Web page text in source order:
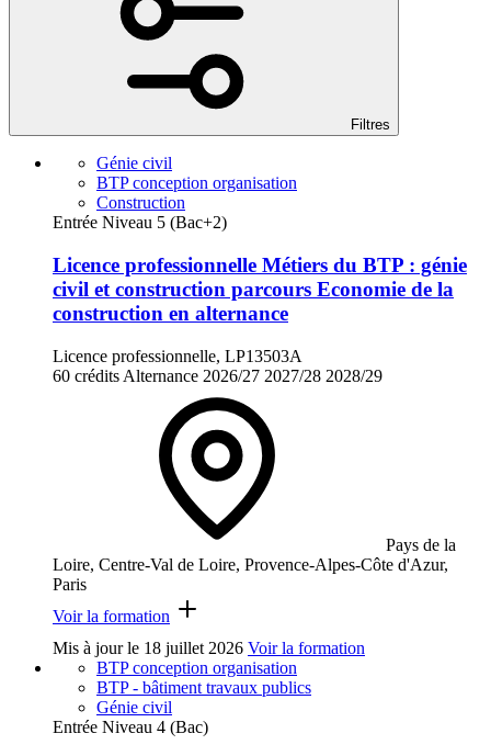
Filtres
Génie civil
BTP conception organisation
Construction
Entrée Niveau 5 (Bac+2)
Licence professionnelle Métiers du BTP : génie
civil et construction parcours Economie de la
construction en alternance
Licence professionnelle, LP13503A
60 crédits Alternance 2026/27 2027/28 2028/29
Pays de la
Loire, Centre-Val de Loire, Provence-Alpes-Côte d'Azur,
Paris
Voir la formation
Mis à jour le 18 juillet 2026 Voir la formation
BTP conception organisation
BTP - bâtiment travaux publics
Génie civil
Entrée Niveau 4 (Bac)